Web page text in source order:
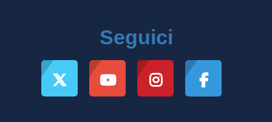
Seguici